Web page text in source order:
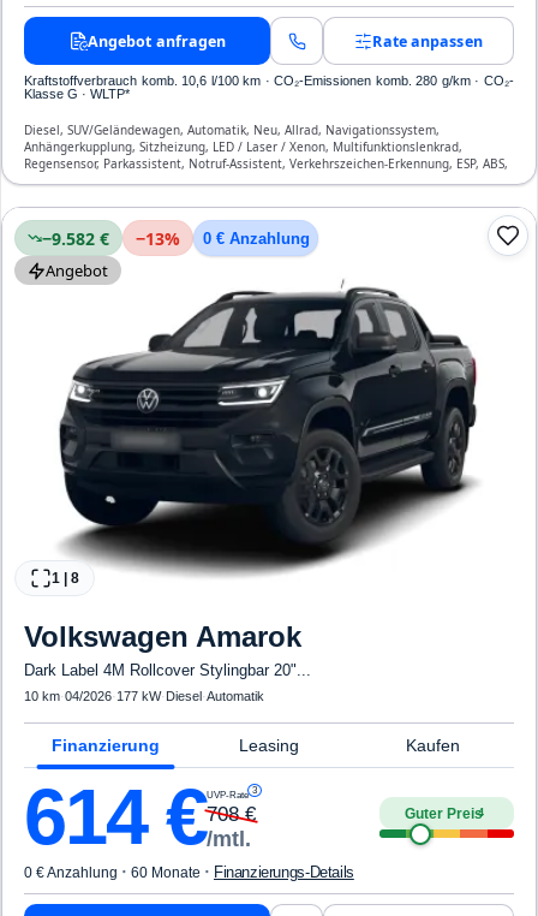
Angebot anfragen Rate anpassen
Kraftstoffverbrauch komb. 10,6 l/100 km · CO₂-Emissionen komb. 280 g/km · CO₂-
Klasse G · WLTP*
Diesel, SUV/Geländewagen, Automatik, Neu, Allrad, Navigationssystem,
Anhängerkupplung, Sitzheizung, LED / Laser / Xenon, Multifunktionslenkrad,
Regensensor, Parkassistent, Notruf-Assistent, Verkehrszeichen-Erkennung, ESP, ABS,
Klimatisierung, Airbag
−9.582 € −13% 0 € Anzahlung
Angebot
1 8
Volkswagen Amarok
Dark Label 4M Rollcover Stylingbar 20"...
10 km·04/2026· 177 kW· Diesel·Automatik
Finanzierung Leasing Kaufen
614€UVP-Rate 3
708€
/mtl.
Guter Preis4
0 € Anzahlung · 60 Monate · Finanzierungs-Details